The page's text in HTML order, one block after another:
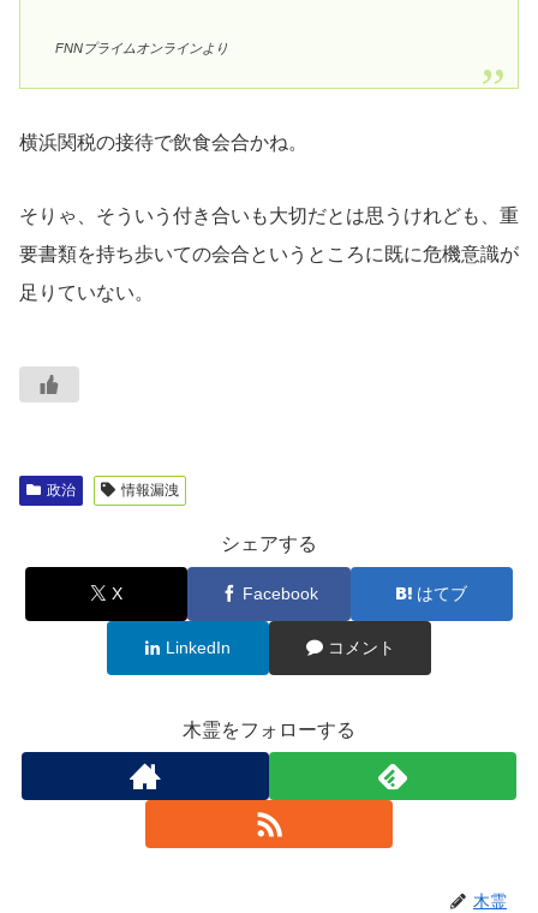
FNNプライムオンラインより
横浜関税の接待で飲食会合かね。
そりゃ、そういう付き合いも大切だとは思うけれども、重
要書類を持ち歩いての会合というところに既に危機意識が
足りていない。
政治 情報漏洩
シェアする
X Facebook はてブ
LinkedIn コメント
木霊をフォローする
木霊